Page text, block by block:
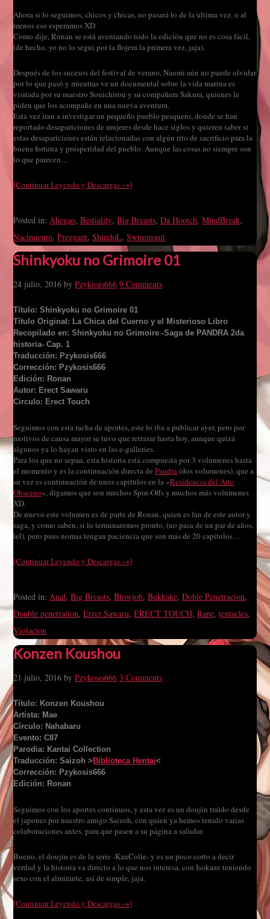
Ahora si lo seguimos, chicos y chicas, no pasará lo de la ultima vez, o al
menos eso esperamos XD
Como dije, Ronan se está aventando todo la edición que no es cosa fácil,
(de hecho, yo no lo segui por la flojera la primera vez, jaja).
Después de los sucesos del festival de verano, Naomi aún no puede olvidar
por lo que pasó y mientras ve un documental sobre la vida marina es
visitada por su maestro Souichirou y su compañera Sakura, quienes le
piden que los acompañe en una nueva aventura.
Esta vez iran a investigar un pequeño pueblo pesquero, donde se han
reportado desapariciones de mujeres desde hace siglos y quieren saber si
estas desapariciones están relacionadas con algún rito de sacrificio para la
buena fortuna y prosperidad del pueblo. Aunque las cosas no siempre son
lo que parecen…
[Continuar Leyendo y Descargas →]
Posted in:Ahegao,Bestiality,Big Breasts,Da Hootch,MindBreak,
Nacimiento,Pregnant,ShindoL,Swimmsuit
Shinkyoku no Grimoire 01
24 julio, 2016 byPzykosis666 9 Comments
Título: Shinkyoku no Grimoire 01
Título Original: La Chica del Cuerno y el Misterioso Libro
Recopilado en: Shinkyoku no Grimoire -Saga de PANDRA 2da
historia- Cap. 1
Traducción: Pzykosis666
Corrección: Pzykosis666
Edición: Ronan
Autor: Erect Sawaru
Circulo: Erect Touch
Seguimos con esta racha de aportes, este lo iba a publicar ayer, pero por
motivos de causa mayor se tuvo que retrasar hasta hoy, aunque quizá
algunos ya lo hayan visto en las e-galleries.
Para los que no sepan, esta historia está compuesta por 3 volumenes hasta
el momento y es la continuación directa dePandra(dos volumenes), que a
su vez es continuación de unos capitulos en la «Residencia del Arte
Obsceno«, digamos que son muchos Spin-Offs y muchos más volumenes
XD.
De nuevo este volumen es de parte de Ronan, quien es fan de este autor y
saga, y como saben, si lo terminaremos pronto, (no pasa de un par de años,
lel), pero pues nomas tengan paciencia que son más de 20 capitulos…
[Continuar Leyendo y Descargas →]
Posted in:Anal,Big Breasts,Blowjob,Bukkake,Doble Penetracion,
Double penetration,Erect Sawaru,ERECT TOUCH,Rape,tentacles,
Violacion
Konzen Koushou
21 julio, 2016 byPzykosis666 3 Comments
Título: Konzen Koushou
Artista: Mae
Círculo: Nahabaru
Evento: C87
Parodia: Kantai Collection
Traducción: Saizoh > Biblioteca Hentai<
Corrección: Pzykosis666
Edición: Ronan
Seguimos con los aportes continuos, y esta vez es un doujin traido desde
el japones por nuestro amigo Saizoh, con quien ya hemos tenido varias
colaboraciones antes, para que pasen a su página a saludar.
Bueno, el doujin es de la serie -KanColle- y es un poco corto a decir
verdad y la historia va directo a lo que nos interesa, con Isokaze teniendo
sexo con el almirante, así de simple, jaja.
[Continuar Leyendo y Descargas →]